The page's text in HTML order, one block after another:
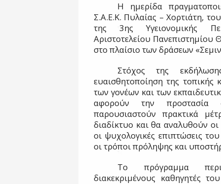
Η ημερίδα
Σ.Α.Ε.Κ. Πυλαίας – Χορτιάτη,
της 3ης Υγειονομικής
Αριστοτελείου Πανεπιστημίου
στο πλαίσιο των δράσεων
Στόχος της
ευαισθητοποίηση της τοπικής
των γονέων και των
αφορούν την
παρουσιαστούν πρακτικά
διαδίκτυο και θα αναλυθούν
οι ψυχολογικές επιπτώσεις
οι τρόποι πρόληψης και
Το πρόγραμμα
διακεκριμένους καθηγητές